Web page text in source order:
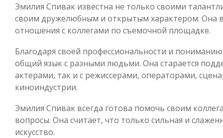
Эмилия Спивак известна не только своими
своим дружелюбным и открытым характером. Она
отношения с коллегами по съемочной площадке.
Благодаря своей профессиональности и
общий язык с разными людьми. Она старается
актерами, так и с режиссерами, операторами,
киноиндустрии.
Эмилия Спивак всегда готова помочь своим
вопросы. Она считает, что только сильная и
искусство.